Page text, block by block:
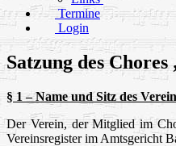
Termine
Login
Satzung des Chores
§ 1 – Name und Sitz des
Der Verein, der Mitglied im
Vereinsregister im Amtsgericht